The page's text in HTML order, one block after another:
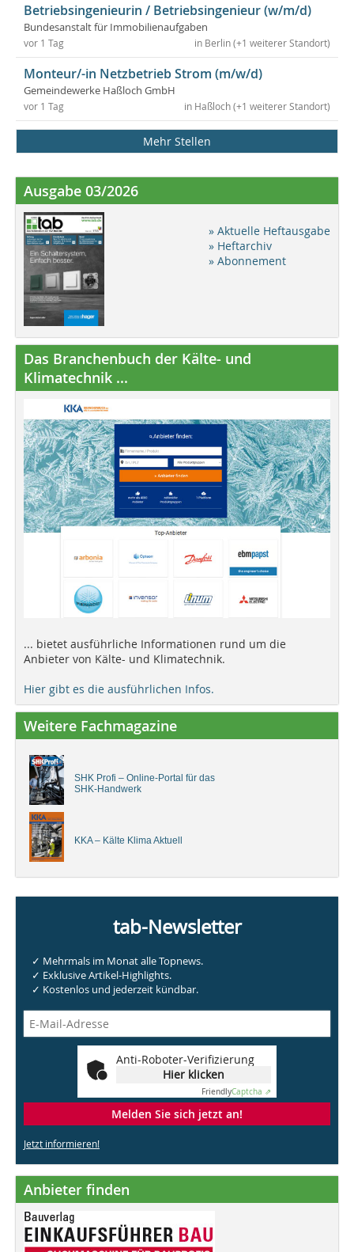
Betriebsingenieurin / Betriebsingenieur (w/m/d)
Bundesanstalt für Immobilienaufgaben
in Berlin (+1 weiterer Standort)
vor 1 Tag
Monteur/-in Netzbetrieb Strom (m/w/d)
Gemeindewerke Haßloch GmbH
in Haßloch (+1 weiterer Standort)
vor 1 Tag
Mehr Stellen
Ausgabe 03/2026
» Aktuelle Heftausgabe
» Heftarchiv
» Abonnement
Das Branchenbuch der Kälte- und
Klimatechnik ...
... bietet ausführliche Informationen rund um die
Anbieter von Kälte- und Klimatechnik.
Hier gibt es die ausführlichen Infos.
Weitere Fachmagazine
SHK Profi – Online-Portal für das
SHK-Handwerk
KKA – Kälte Klima Aktuell
tab-Newsletter
✓ Mehrmals im Monat alle Topnews.
✓ Exklusive Artikel-Highlights.
✓ Kostenlos und jederzeit kündbar.
Anti-Roboter-Verifizierung
Hier klicken
FriendlyCaptcha ⇗
Melden Sie sich jetzt an!
Jetzt informieren!
Anbieter finden